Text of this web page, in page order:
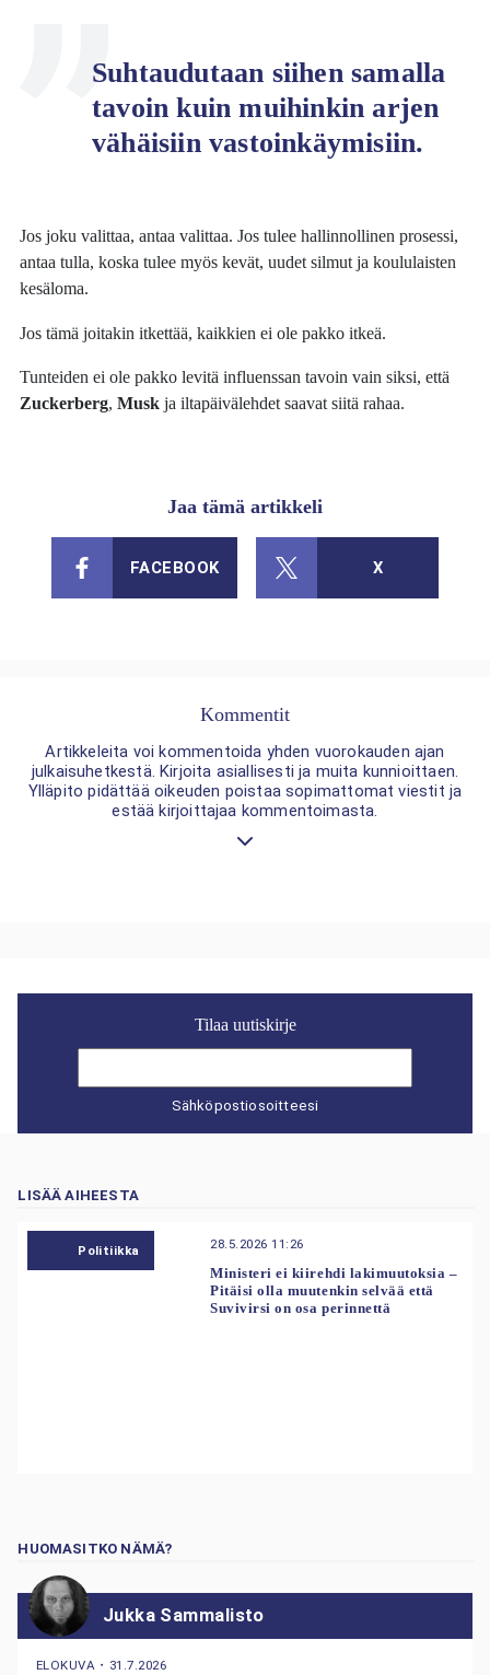
Suhtaudutaan siihen samalla
tavoin kuin muihinkin arjen
vähäisiin vastoinkäymisiin.
Jos joku valittaa, antaa valittaa. Jos tulee hallinnollinen prosessi,
antaa tulla, koska tulee myös kevät, uudet silmut ja koululaisten
kesäloma.
Jos tämä joitakin itkettää, kaikkien ei ole pakko itkeä.
Tunteiden ei ole pakko levitä influenssan tavoin vain siksi, että
Zuckerberg,Musk ja iltapäivälehdet saavat siitä rahaa.
Jaa tämä artikkeli
FACEBOOK X
Kommentit
Artikkeleita voi kommentoida yhden vuorokauden ajan
julkaisuhetkestä. Kirjoita asiallisesti ja muita kunnioittaen.
Ylläpito pidättää oikeuden poistaa sopimattomat viestit ja
estää kirjoittajaa kommentoimasta.
Tilaa uutiskirje
Sähköpostiosoitteesi
LISÄÄ AIHEESTA
Politiikka 28.5.2026 11:26
Ministeri ei kiirehdi lakimuutoksia –
Pitäisi olla muutenkin selvää että
Suvivirsi on osa perinnettä
HUOMASITKO NÄMÄ?
Jukka Sammalisto
ELOKUVA ・ 31.7.2026